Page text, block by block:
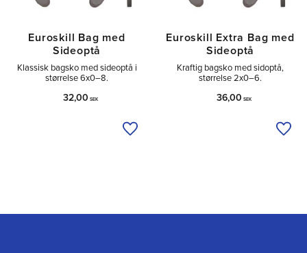
Euroskill Bag med
Sideoptå
Klassisk bagsko med sideoptå i
størrelse 6x0–8.
32,00 SEK
Tilføj til ønskeliste
Euroskill Extra Bag med
Sideoptå
Kraftig bagsko med sidoptå,
størrelse 2x0–6.
36,00 SEK